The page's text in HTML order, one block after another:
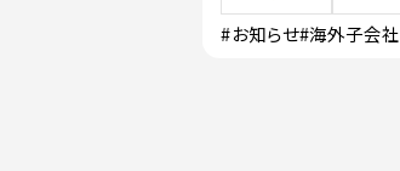
#お知らせ#海外子会社